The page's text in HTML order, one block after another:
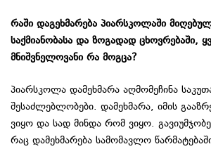
რაში დაგეხმარება პიარსკოლაში
საქმიანობასა და ზოგადად ცხოვრებაში,
მნიშვნელოვანი რა მოგცა?
პიარსკოლა დამეხმარა აღმომეჩინა
შესაძლებლობები. დამეხმარა, იმის
ვიყო და სად მინდა რომ ვიყო.
რაც დამეხმარება სამომავლო